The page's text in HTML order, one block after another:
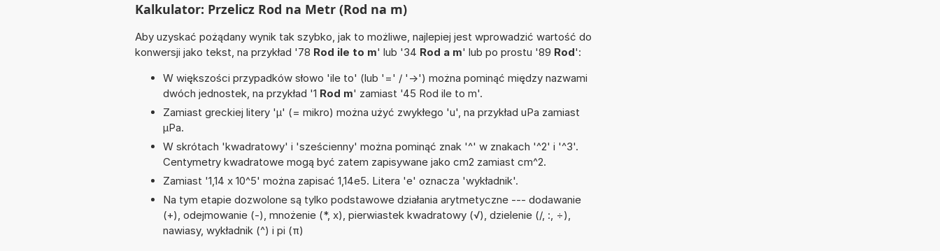
Kalkulator: Przelicz Rod na Metr (Rod na m)
Aby uzyskać pożądany wynik tak szybko, jak to możliwe, najlepiej jest wprowadzić wartość do
konwersji jako tekst, na przykład '78 Rod ile to m' lub '34 Rod a m' lub po prostu '89 Rod':
W większości przypadków słowo 'ile to' (lub '=' / '->') można pominąć między nazwami
dwóch jednostek, na przykład '1 Rod m' zamiast '45 Rod ile to m'.
Zamiast greckiej litery 'µ' (= mikro) można użyć zwykłego 'u', na przykład uPa zamiast
µPa.
W skrótach 'kwadratowy' i 'sześcienny' można pominąć znak '^' w znakach '^2' i '^3'.
Centymetry kwadratowe mogą być zatem zapisywane jako cm2 zamiast cm^2.
Zamiast '1,14 x 10^5' można zapisać 1,14e5. Litera 'e' oznacza 'wykładnik'.
Na tym etapie dozwolone są tylko podstawowe działania arytmetyczne --- dodawanie
(+), odejmowanie (-), mnożenie (*, x), pierwiastek kwadratowy (√), dzielenie (/, :, ÷),
nawiasy, wykładnik (^) i pi (π)